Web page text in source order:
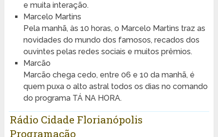
e muita interação.
Marcelo Martins
Pela manhã, às 10 horas, o Marcelo Martins traz as
novidades do mundo dos famosos, recados dos
ouvintes pelas redes sociais e muitos prêmios.
Marcão
Marcão chega cedo, entre 06 e 10 da manhã, é
quem puxa o alto astral todos os dias no comando
do programa TÁ NA HORA.
Rádio Cidade Florianópolis
Programação